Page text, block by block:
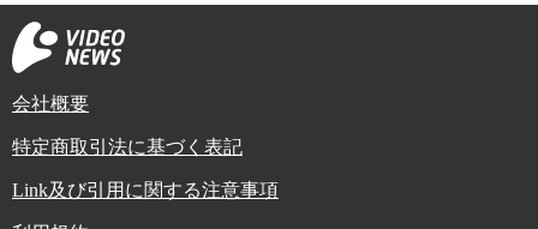
会社概要
特定商取引法に基づく表記
Link及び引用に関する注意事項